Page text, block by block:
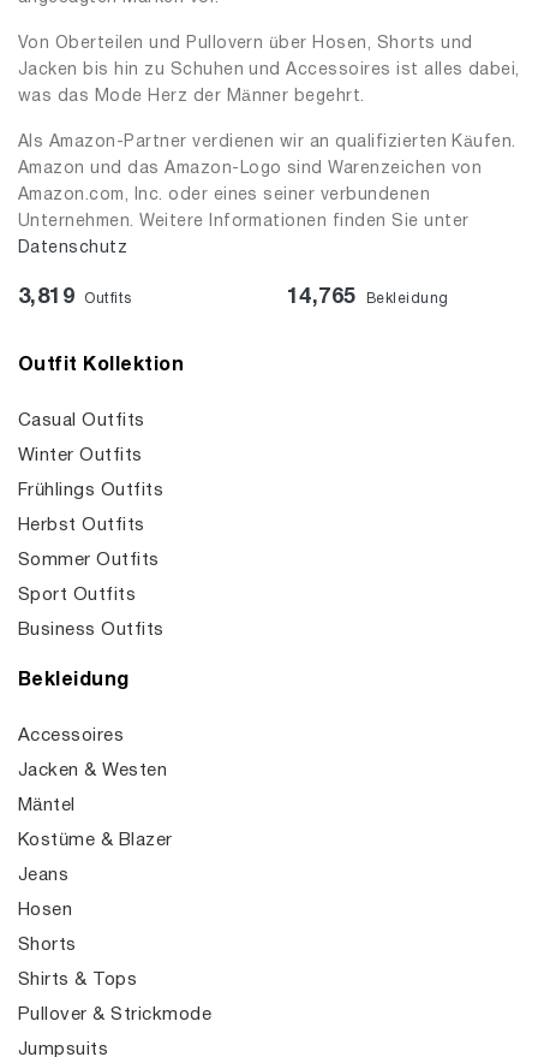
Von Oberteilen und Pullovern über Hosen, Shorts und
Jacken bis hin zu Schuhen und Accessoires ist alles dabei,
was das Mode Herz der Männer begehrt.
Als Amazon-Partner verdienen wir an qualifizierten Käufen.
Amazon und das Amazon-Logo sind Warenzeichen von
Amazon.com, Inc. oder eines seiner verbundenen
Unternehmen. Weitere Informationen finden Sie unter
Datenschutz
3,819 Outfits 14,765 Bekleidung
Outfit Kollektion
Casual Outfits
Winter Outfits
Frühlings Outfits
Herbst Outfits
Sommer Outfits
Sport Outfits
Business Outfits
Bekleidung
Accessoires
Jacken & Westen
Mäntel
Kostüme & Blazer
Jeans
Hosen
Shorts
Shirts & Tops
Pullover & Strickmode
Jumpsuits